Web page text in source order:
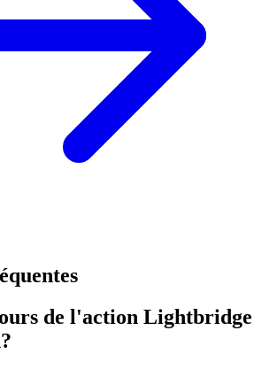
de l'action Lightbridge